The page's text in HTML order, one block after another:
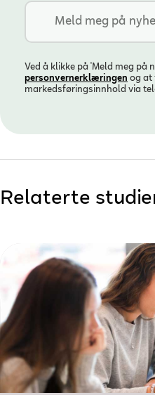
Ved å klikke på 'Meld meg på
personvern­erklæringen og at
markedsføringsinnhold via
Relaterte